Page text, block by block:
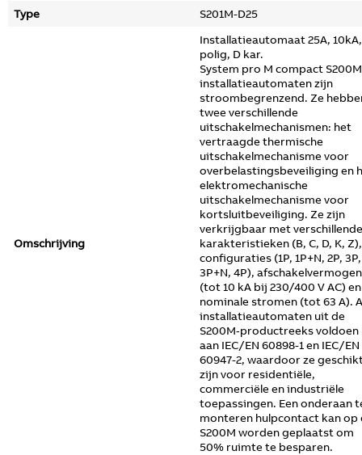
Type
S201M-D25
Omschrijving
Installatieautomaat 25A, 10kA,
polig, D kar.
System pro M compact S200M
installatieautomaten zijn
stroombegrenzend. Ze
twee verschillende
uitschakelmechanismen: het
vertraagde thermische
uitschakelmechanisme voor
overbelastingsbeveiliging en
elektromechanische
uitschakelmechanisme voor
kortsluitbeveiliging. Ze zijn
verkrijgbaar met verschillende
karakteristieken (B, C, D, K, Z),
configuraties (1P, 1P+N, 2P, 3P,
3P+N, 4P),
(tot 10 kA bij 230/400 V AC) en
nominale stromen (tot 63 A).
installatieautomaten uit de
S200M‑productreeks voldoen
aan IEC/EN 60898-1 en IEC/EN
60947-2, waardoor ze
zijn voor residentiële,
commerciële en industriële
toepassingen. Een onderaan
monteren hulpcontact kan op
S200M worden geplaatst om
50% ruimte te besparen.